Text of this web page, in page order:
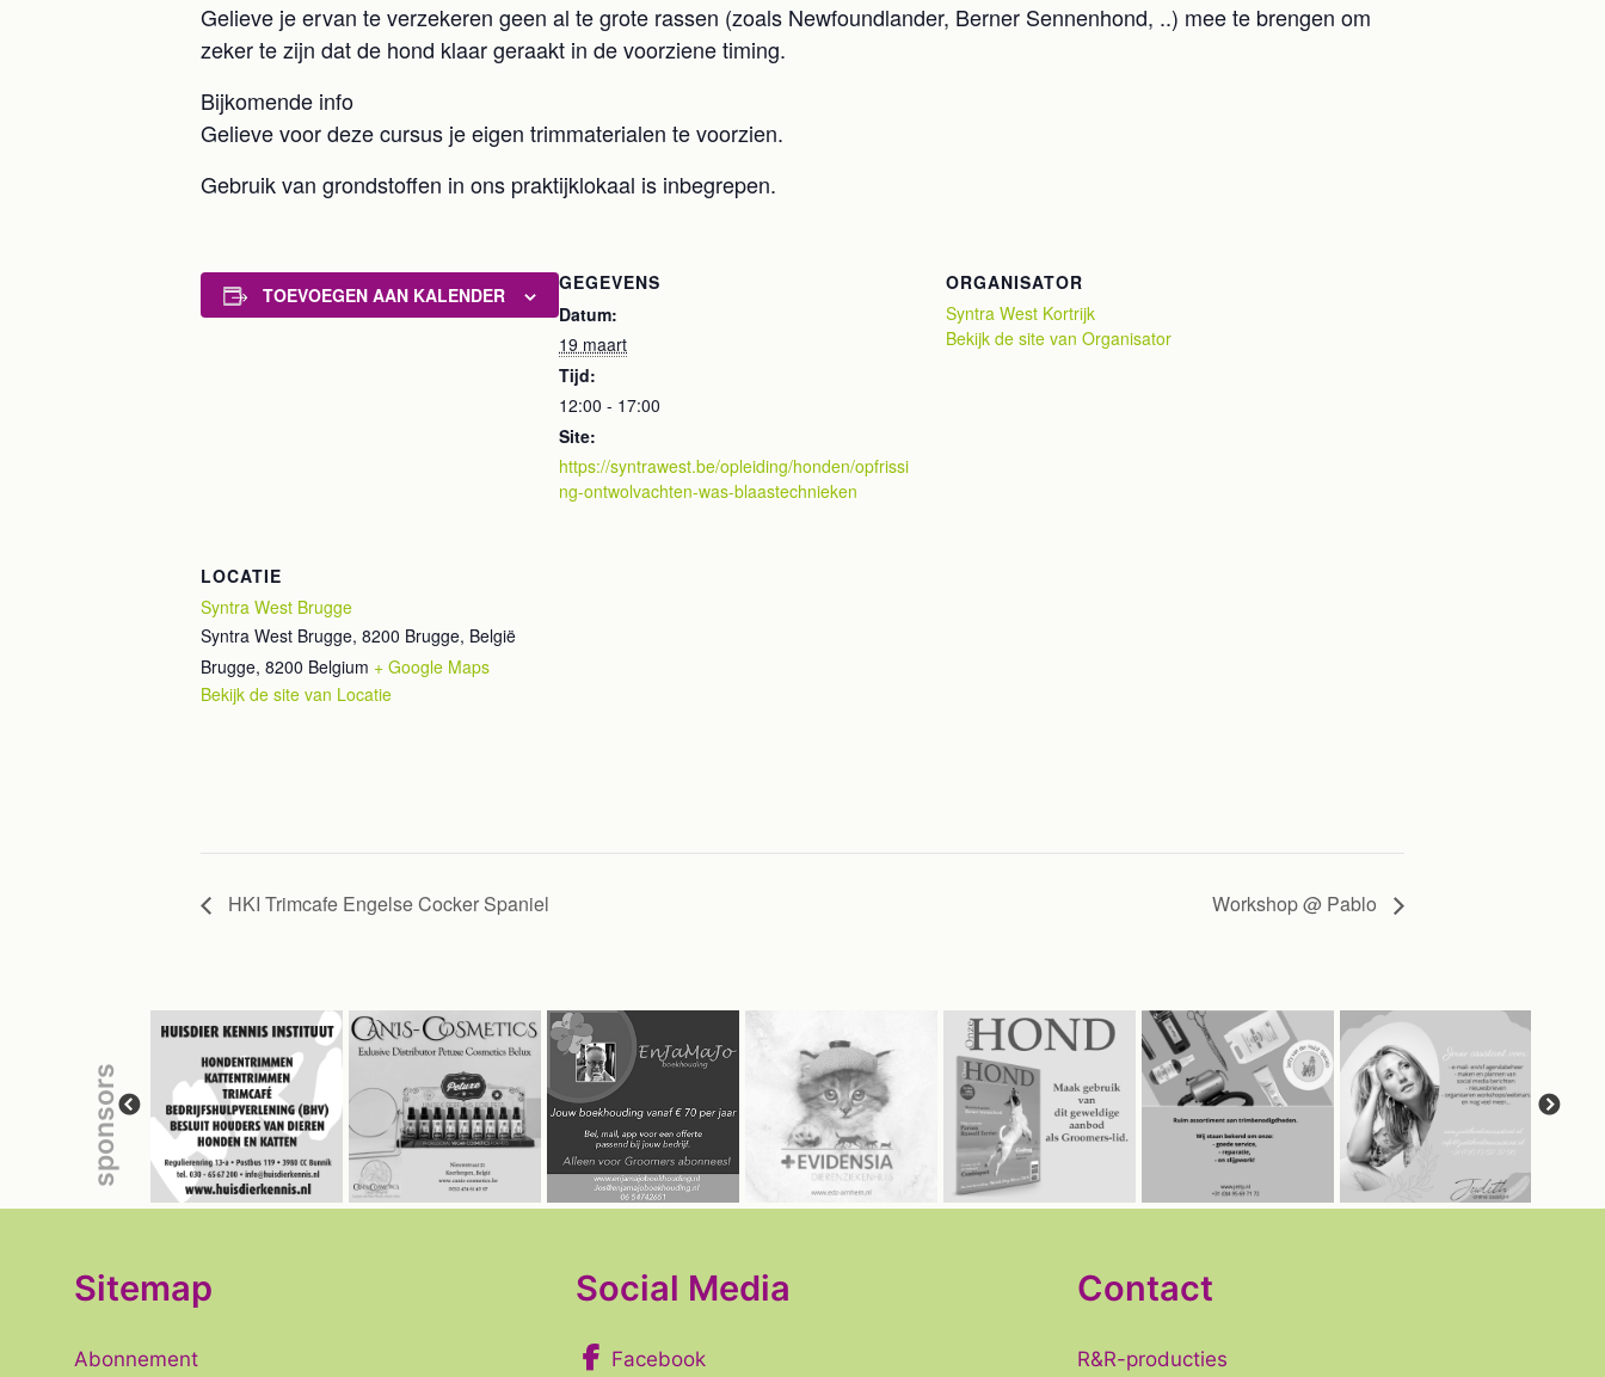
Gelieve je ervan te verzekeren geen al te grote rassen (zoals Newfoundlander, Berner Sennenhond, ..) mee te brengen om
zeker te zijn dat de hond klaar geraakt in de voorziene timing.
Bijkomende info
Gelieve voor deze cursus je eigen trimmaterialen te voorzien.
Gebruik van grondstoffen in ons praktijklokaal is inbegrepen.
TOEVOEGEN AAN KALENDER
GEGEVENS
Datum:
19 maart
Tijd:
12:00 - 17:00
Site:
https://syntrawest.be/opleiding/honden/opfrissi
ng-ontwolvachten-was-blaastechnieken
ORGANISATOR
Syntra West Kortrijk
Bekijk de site van Organisator
LOCATIE
Syntra West Brugge
Syntra West Brugge, 8200 Brugge, België
Brugge, 8200 Belgium + Google Maps
Bekijk de site van Locatie
HKI Trimcafe Engelse Cocker Spaniel Workshop @ Pablo
sponsors
Sitemap
Abonnement
Social Media
Facebook
Contact
R&R-producties